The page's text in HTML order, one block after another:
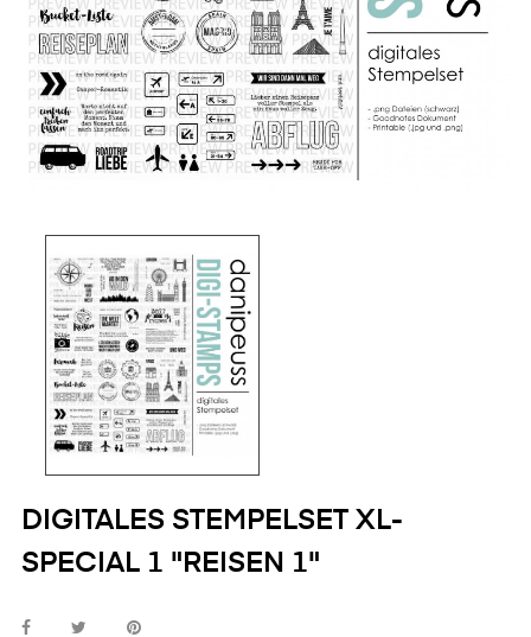
DIGITALES STEMPELSET XL-
SPECIAL 1 "REISEN 1"